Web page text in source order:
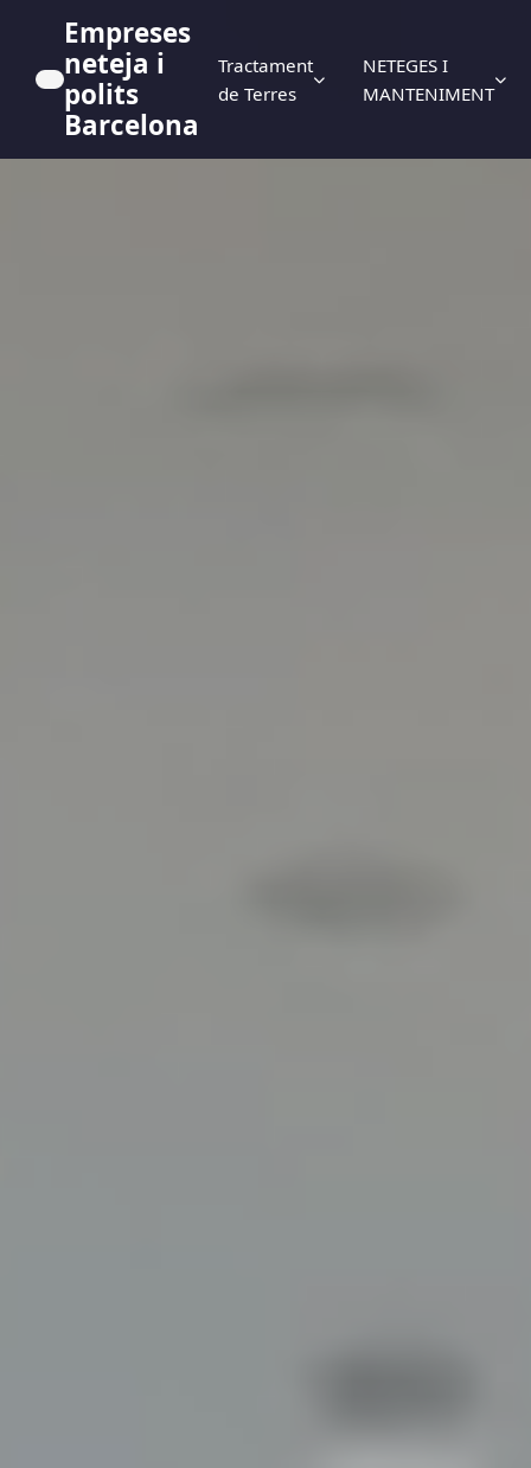
Empreses
neteja i
polits
Barcelona
Tractament
de Terres
NETEGES I
MANTENIMENT